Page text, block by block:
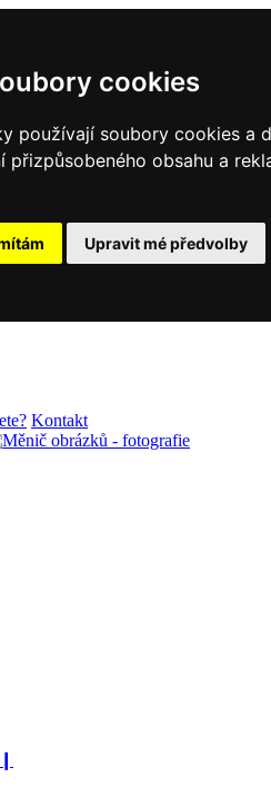
cookies
používají soubory cookies a
přizpůsobeného obsahu a
Upravit mé předvolby
Kontakt